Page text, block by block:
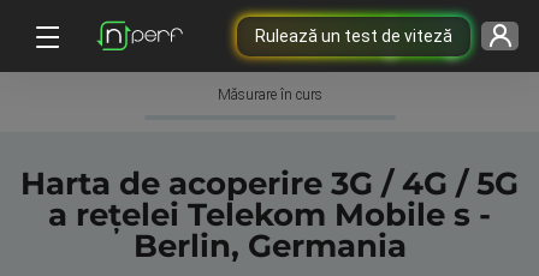
Rulează un test de viteză
Măsurare în curs
Harta de acoperire 3G / 4G / 5G
a rețelei Telekom Mobile s -
Berlin, Germania